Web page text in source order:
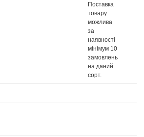
Поставка
товару
можлива
за
наявності
мінімум 10
замовлень
на даний
сорт.